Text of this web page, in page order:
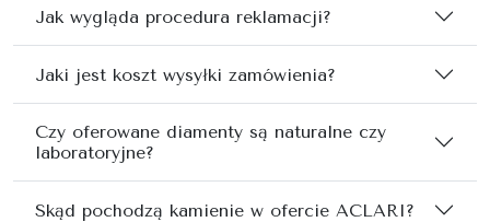
Jak wygląda procedura reklamacji?
Jaki jest koszt wysyłki zamówienia?
Czy oferowane diamenty są naturalne czy
laboratoryjne?
Skąd pochodzą kamienie w ofercie ACLARI?